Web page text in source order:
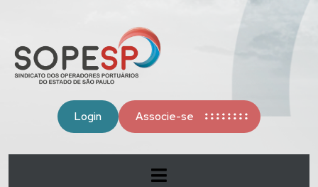
Login Associe-se